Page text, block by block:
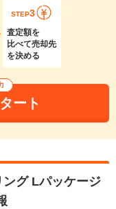
STEP3
査定額を
比べて売却先
を決める
ート
グ Lパッケージ